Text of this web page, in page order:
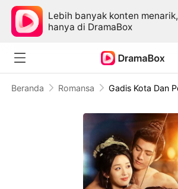
Lebih banyak konten menarik,
hanya di DramaBox
Beranda Romansa